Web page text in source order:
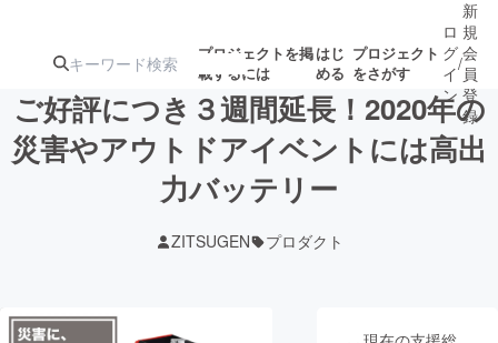
プロジェクトを掲
載するには
はじ
める
プロジェクト
をさがす
注目の新着プロ募集終了が近いプ
ロ
グ
イ
ン
/
新
規
会
員
登
録
ご好評につき３週間延長！2020年の
災害やアウトドアイベントには高出
力バッテリー
ZITSUGEN プロダクト